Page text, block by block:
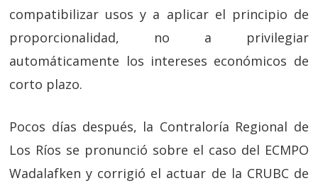
compatibilizar usos y a aplicar el principio de
proporcionalidad, no a privilegiar
automáticamente los intereses económicos de
corto plazo.
Pocos días después, la Contraloría Regional de
Los Ríos se pronunció sobre el caso del ECMPO
Wadalafken y corrigió el actuar de la CRUBC de